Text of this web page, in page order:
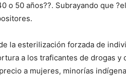
o 50 años??. Subrayando que
la esterilización forzada de
a los traficantes de drogas y
a mujeres, minorías